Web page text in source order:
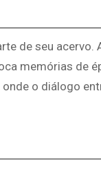
de seu acervo.
memórias de
o diálogo